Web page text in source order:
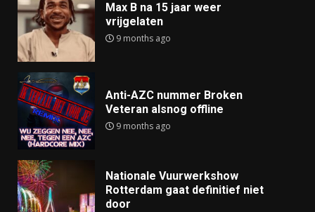
Max B na 15 jaar weer
vrijgelaten
9 months ago
Anti-AZC nummer Broken
Veteran alsnog offline
9 months ago
Nationale Vuurwerkshow
Rotterdam gaat definitief niet
door